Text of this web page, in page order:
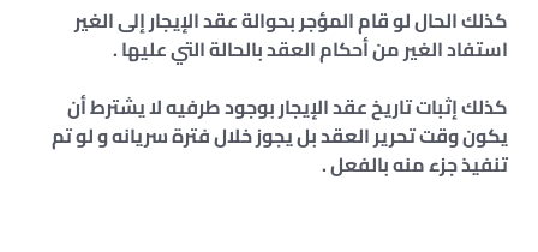
كذلك الحال لو قام المؤجر بحوالة عقد الإيجار إلى الغير
استفاد الغير من أحكام العقد بالحالة التي عليها .
كذلك إثبات تاريخ عقد الإيجار بوجود طرفيه لا يشترط أن
يكون وقت تحرير العقد بل يجوز خلال فترة سريانه و لو تم
تنفيذ جزء منه بالفعل .